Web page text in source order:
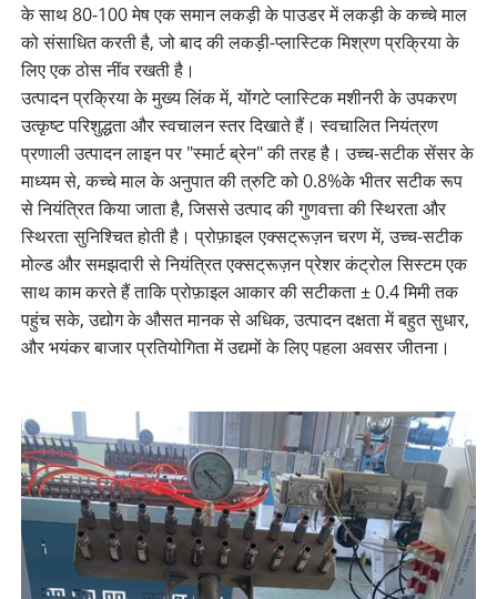
के साथ 80-100 मेष एक समान लकड़ी के पाउडर में लकड़ी के कच्चे माल
को संसाधित करती है, जो बाद की लकड़ी-प्लास्टिक मिश्रण प्रक्रिया के
लिए एक ठोस नींव रखती है।
उत्पादन प्रक्रिया के मुख्य लिंक में, योंगटे प्लास्टिक मशीनरी के उपकरण
उत्कृष्ट परिशुद्धता और स्वचालन स्तर दिखाते हैं। स्वचालित नियंत्रण
प्रणाली उत्पादन लाइन पर "स्मार्ट ब्रेन" की तरह है। उच्च-सटीक सेंसर के
माध्यम से, कच्चे माल के अनुपात की त्रुटि को 0.8%के भीतर सटीक रूप
से नियंत्रित किया जाता है, जिससे उत्पाद की गुणवत्ता की स्थिरता और
स्थिरता सुनिश्चित होती है। प्रोफ़ाइल एक्सट्रूज़न चरण में, उच्च-सटीक
मोल्ड और समझदारी से नियंत्रित एक्सट्रूज़न प्रेशर कंट्रोल सिस्टम एक
साथ काम करते हैं ताकि प्रोफ़ाइल आकार की सटीकता ± 0.4 मिमी तक
पहुंच सके, उद्योग के औसत मानक से अधिक, उत्पादन दक्षता में बहुत सुधार,
और भयंकर बाजार प्रतियोगिता में उद्यमों के लिए पहला अवसर जीतना।